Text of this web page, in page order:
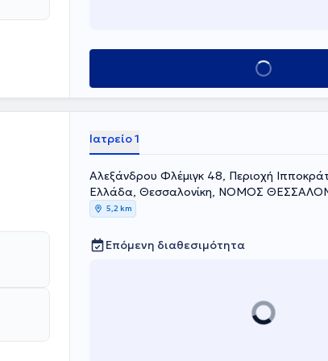
Κλείσε ραντεβού
Ιατρείο 1
Αλεξάνδρου Φλέμιγκ 48, Περιοχή
Ελλάδα, Θεσσαλονίκη, ΝΟΜΟΣ
5,2 km
Επόμενη διαθεσιμότητα